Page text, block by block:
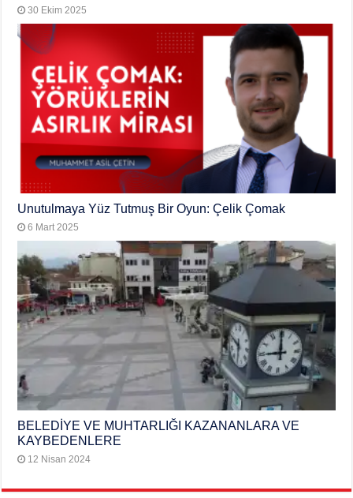
30 Ekim 2025
Unutulmaya Yüz Tutmuş Bir Oyun: Çelik Çomak
6 Mart 2025
BELEDİYE VE MUHTARLIĞI KAZANANLARA VE
KAYBEDENLERE
12 Nisan 2024